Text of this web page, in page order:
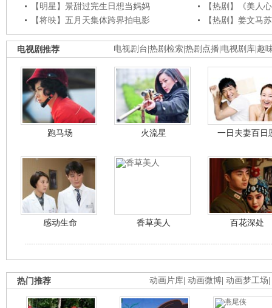
【明星】景甜过完生日想当妈妈
【热剧】《美人
【将映】五月天集体跨界拍电影
【热剧】姜文马
电视剧台 热剧检索 热剧点播 电视剧库 趣
电视剧推荐
跑马场 火流星 一日夫妻百日
感动生命 香草美人 百花深处
动画片库 动画微博 动画梦工场
热门推荐